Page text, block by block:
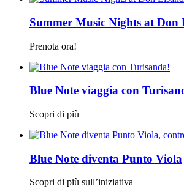
Summer Music Nights at Don
Prenota ora!
Blue Note viaggia con
Scopri di più
Blue Note diventa Punto Viola
Scopri di più sull’iniziativa